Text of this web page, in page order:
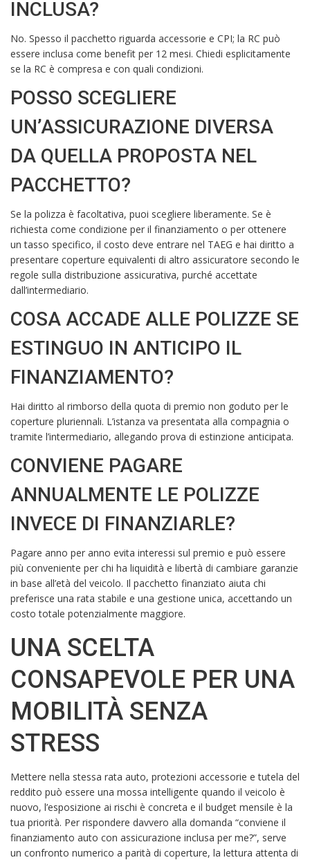
INCLUSA?
No. Spesso il pacchetto riguarda accessorie e CPI; la RC può
essere inclusa come benefit per 12 mesi. Chiedi esplicitamente
se la RC è compresa e con quali condizioni.
POSSO SCEGLIERE
UN’ASSICURAZIONE DIVERSA
DA QUELLA PROPOSTA NEL
PACCHETTO?
Se la polizza è facoltativa, puoi scegliere liberamente. Se è
richiesta come condizione per il finanziamento o per ottenere
un tasso specifico, il costo deve entrare nel TAEG e hai diritto a
presentare coperture equivalenti di altro assicuratore secondo le
regole sulla distribuzione assicurativa, purché accettate
dall’intermediario.
COSA ACCADE ALLE POLIZZE SE
ESTINGUO IN ANTICIPO IL
FINANZIAMENTO?
Hai diritto al rimborso della quota di premio non goduto per le
coperture pluriennali. L’istanza va presentata alla compagnia o
tramite l’intermediario, allegando prova di estinzione anticipata.
CONVIENE PAGARE
ANNUALMENTE LE POLIZZE
INVECE DI FINANZIARLE?
Pagare anno per anno evita interessi sul premio e può essere
più conveniente per chi ha liquidità e libertà di cambiare garanzie
in base all’età del veicolo. Il pacchetto finanziato aiuta chi
preferisce una rata stabile e una gestione unica, accettando un
costo totale potenzialmente maggiore.
UNA SCELTA
CONSAPEVOLE PER UNA
MOBILITÀ SENZA
STRESS
Mettere nella stessa rata auto, protezioni accessorie e tutela del
reddito può essere una mossa intelligente quando il veicolo è
nuovo, l’esposizione ai rischi è concreta e il budget mensile è la
tua priorità. Per rispondere davvero alla domanda “conviene il
finanziamento auto con assicurazione inclusa per me?”, serve
un confronto numerico a parità di coperture, la lettura attenta di